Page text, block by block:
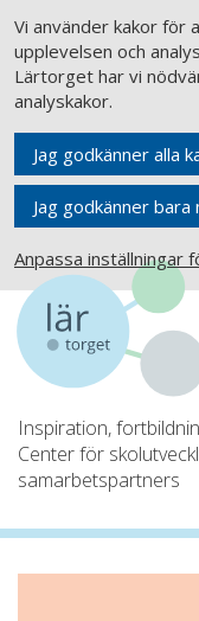
Vi använder kakor för
upplevelsen och
Lärtorget har vi
analyskakor.
Jag godkänner alla
Jag godkänner
Anpassa inställningar
Inspiration,
Center för
samarbetspartners